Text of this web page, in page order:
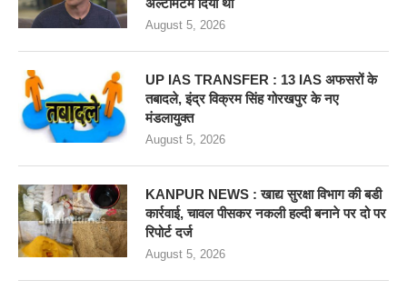
अल्टीमेटम दिया था
August 5, 2026
UP IAS TRANSFER : 13 IAS अफसरों के
तबादले, इंद्र विक्रम सिंह गोरखपुर के नए
मंडलायुक्त
August 5, 2026
KANPUR NEWS : खाद्य सुरक्षा विभाग की बडी
कार्रवाई, चावल पीसकर नकली हल्दी बनाने पर दो पर
रिपोर्ट दर्ज
August 5, 2026